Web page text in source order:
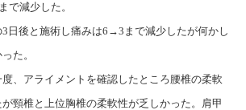
で減少した。
3日後と施術し痛みは6→3まで減少したが何かし
た。
、アライメントを確認したところ腰椎の柔軟
頸椎と上位胸椎の柔軟性が乏しかった。肩甲